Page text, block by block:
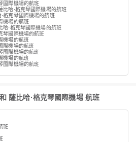
國際機場的航班
比哈·格克琴國際機場的航班
格克琴國際機場的航班
機場的航班
哈·格克琴國際機場的航班
琴國際機場的航班
機場的航班
際機場的航班
國際機場的航班
機場的航班
國際機場的航班
薩比哈·格克琴國際機場 航班
班